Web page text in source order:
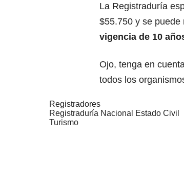
La Registraduría
$55.750 y se puede
vigencia de 10
Ojo, tenga en
todos los
Registradores
Registraduría Nacional Estado Civil
Turismo